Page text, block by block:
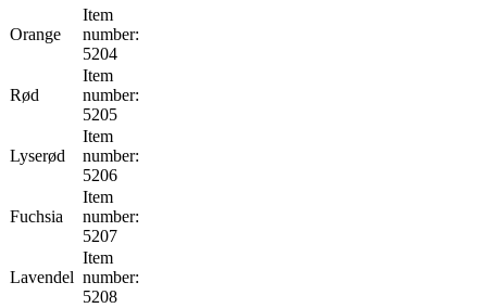
Orange
Item
number:
5204
Rød
Item
number:
5205
Lyserød
Item
number:
5206
Fuchsia
Item
number:
5207
Lavendel
Item
number:
5208